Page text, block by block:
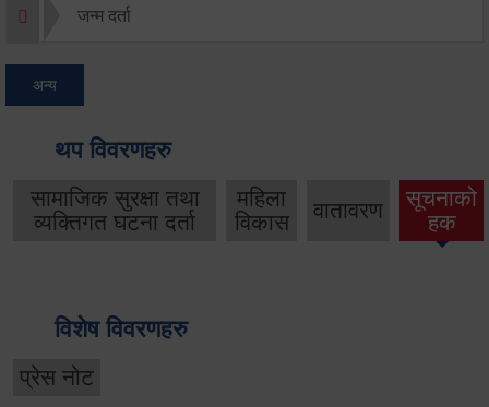
जन्म दर्ता
अन्य
थप विवरणहरु
सामाजिक सुरक्षा तथा
व्यक्तिगत घटना दर्ता
महिला
विकास
वातावरण
सूचनाको
हक
विशेष विवरणहरु
प्रेस नोट